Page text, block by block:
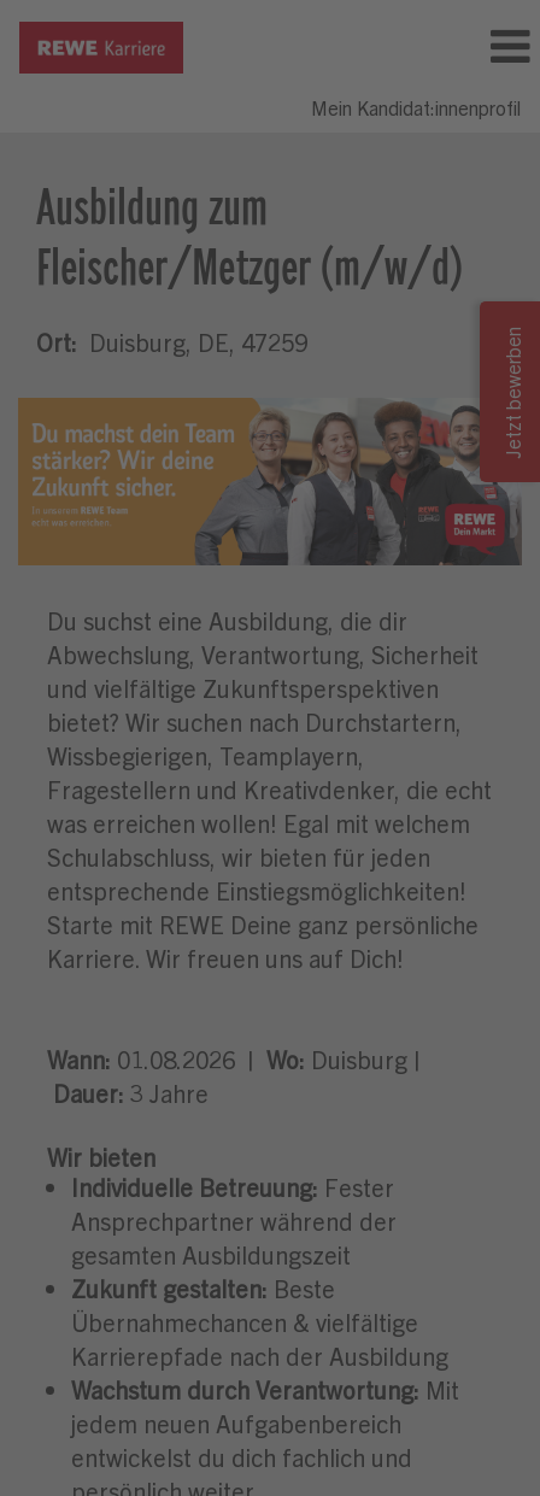
Mein Kandidat:innenprofil
Ausbildung zum
Fleischer/Metzger (m/w/d)
Ort: Duisburg, DE, 47259
Du suchst eine Ausbildung, die dir
Abwechslung, Verantwortung, Sicherheit
und vielfältige Zukunftsperspektiven
bietet? Wir suchen nach Durchstartern,
Wissbegierigen, Teamplayern,
Fragestellern und Kreativdenker, die echt
was erreichen wollen! Egal mit welchem
Schulabschluss, wir bieten für jeden
entsprechende Einstiegsmöglichkeiten!
Starte mit REWE Deine ganz persönliche
Karriere. Wir freuen uns auf Dich!
Wann: 01.08.2026 | Wo: Duisburg |
Dauer: 3 Jahre
Wir bieten
Individuelle Betreuung: Fester
Ansprechpartner während der
gesamten Ausbildungszeit
Zukunft gestalten: Beste
Übernahmechancen & vielfältige
Karrierepfade nach der Ausbildung
Wachstum durch Verantwortung: Mit
jedem neuen Aufgabenbereich
entwickelst du dich fachlich und